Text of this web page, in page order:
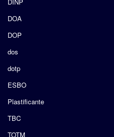
DOA
DOP
dos
dotp
ESBO
Plastificante
TBC
TOTM